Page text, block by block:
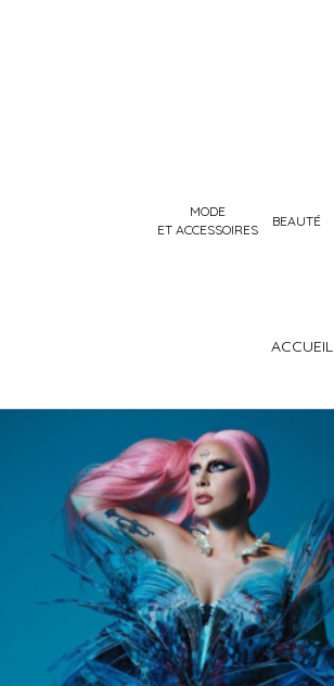
MODE
ET ACCESSOIRES
BEAUTÉ
ACCUEIL